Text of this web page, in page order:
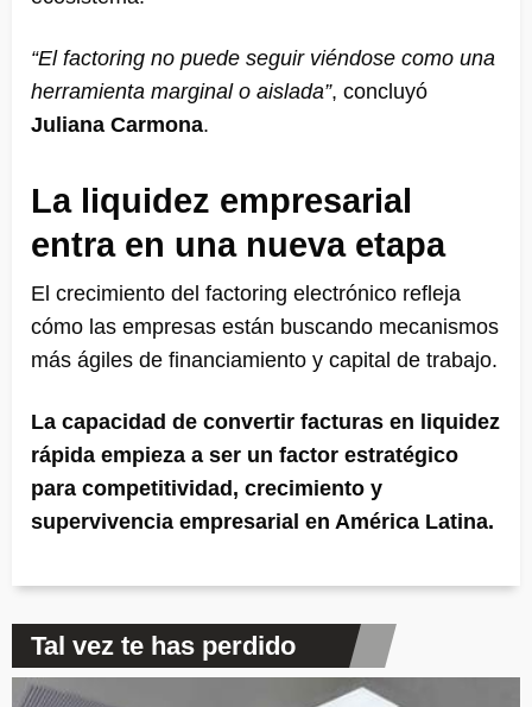
“El factoring no puede seguir viéndose como una
herramienta marginal o aislada”, concluyó
Juliana Carmona.
La liquidez empresarial
entra en una nueva etapa
El crecimiento del factoring electrónico refleja
cómo las empresas están buscando mecanismos
más ágiles de financiamiento y capital de trabajo.
La capacidad de convertir facturas en liquidez
rápida empieza a ser un factor estratégico
para competitividad, crecimiento y
supervivencia empresarial en América Latina.
Tal vez te has perdido